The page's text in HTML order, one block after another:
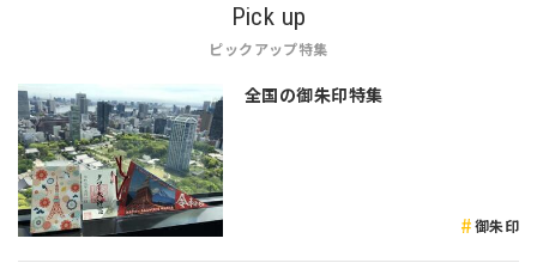
Pick up
ピックアップ特集
全国の御朱印特集
御朱印